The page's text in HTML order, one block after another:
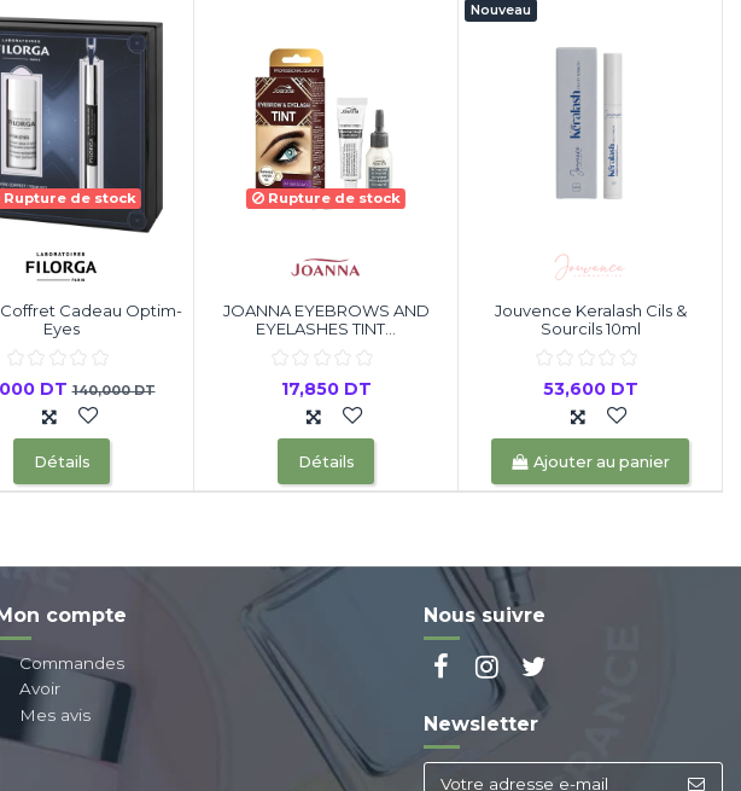
Rupture de stock
Cadeau Optim-
Eyes
DT140,000 DT
Détails
Rupture de stock
JOANNA EYEBROWS AND
EYELASHES TINT...
17,850 DT
Détails
Nouveau
Jouvence Keralash Cils &
Sourcils 10ml
53,600 DT
Ajouter au panier
compte
Commandes
Avoir
Mes avis
Nous suivre
Newsletter